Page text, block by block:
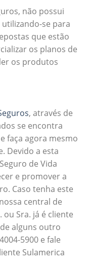
não possui
se para
que estão
os planos de
os produtos
, através de
se encontra
faça agora mesmo
Devido a esta
de Vida
e promover a
Caso tenha este
central de
Sra. já é cliente
alguns outro
5900 e fale
Sulamerica